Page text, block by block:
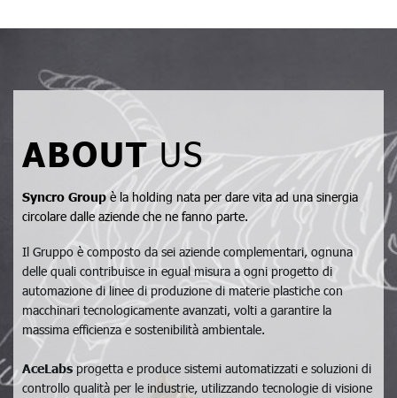
ABOUT US
Syncro Groupè la holding nata per dare vita ad una sinergia
circolare dalle aziende che ne fanno parte.
Il Gruppo è composto da sei aziende complementari, ognuna
delle quali contribuisce in egual misura a ogni progetto di
automazione di linee di produzione di materie plastiche con
macchinari tecnologicamente avanzati, volti a garantire la
massima efficienza e sostenibilità ambientale.
AceLabs progetta e produce sistemi automatizzati e soluzioni di
controllo qualità per le industrie, utilizzando tecnologie di visione